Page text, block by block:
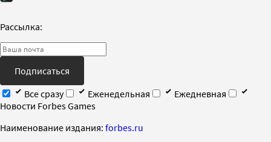
Рассылка:
Подписаться
Все сразу
Еженедельная
Ежедневная
Новости Forbes Games
Наименование издания: forbes.ru